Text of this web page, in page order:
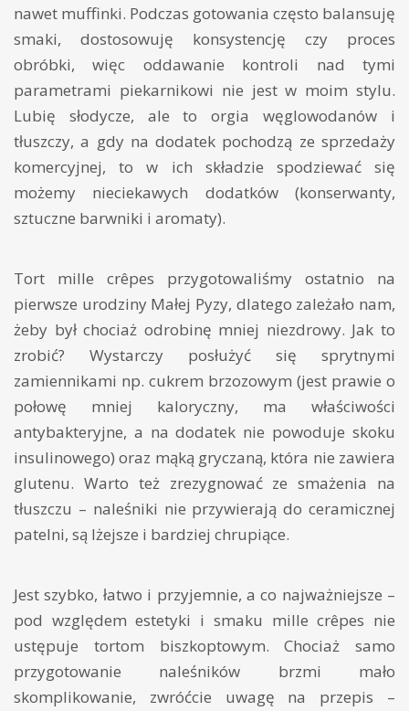
nawet muffinki. Podczas gotowania często balansuję
smaki, dostosowuję konsystencję czy proces
obróbki, więc oddawanie kontroli nad tymi
parametrami piekarnikowi nie jest w moim stylu.
Lubię słodycze, ale to orgia węglowodanów i
tłuszczy, a gdy na dodatek pochodzą ze sprzedaży
komercyjnej, to w ich składzie spodziewać się
możemy nieciekawych dodatków (konserwanty,
sztuczne barwniki i aromaty).
Tort mille crêpes przygotowaliśmy ostatnio na
pierwsze urodziny Małej Pyzy, dlatego zależało nam,
żeby był chociaż odrobinę mniej niezdrowy. Jak to
zrobić? Wystarczy posłużyć się sprytnymi
zamiennikami np. cukrem brzozowym (jest prawie o
połowę mniej kaloryczny, ma właściwości
antybakteryjne, a na dodatek nie powoduje skoku
insulinowego) oraz mąką gryczaną, która nie zawiera
glutenu. Warto też zrezygnować ze smażenia na
tłuszczu – naleśniki nie przywierają do ceramicznej
patelni, są lżejsze i bardziej chrupiące.
Jest szybko, łatwo i przyjemnie, a co najważniejsze –
pod względem estetyki i smaku mille crêpes nie
ustępuje tortom biszkoptowym. Chociaż samo
przygotowanie naleśników brzmi mało
skomplikowanie, zwróćcie uwagę na przepis –